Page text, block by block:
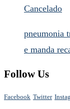
Cancelado
pneumonia
e manda
Follow Us
Facebook Twitter